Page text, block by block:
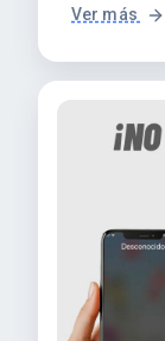
Ver más